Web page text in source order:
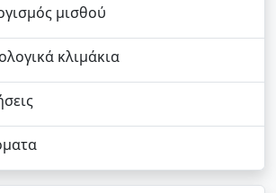
μισθού
κλιμάκια